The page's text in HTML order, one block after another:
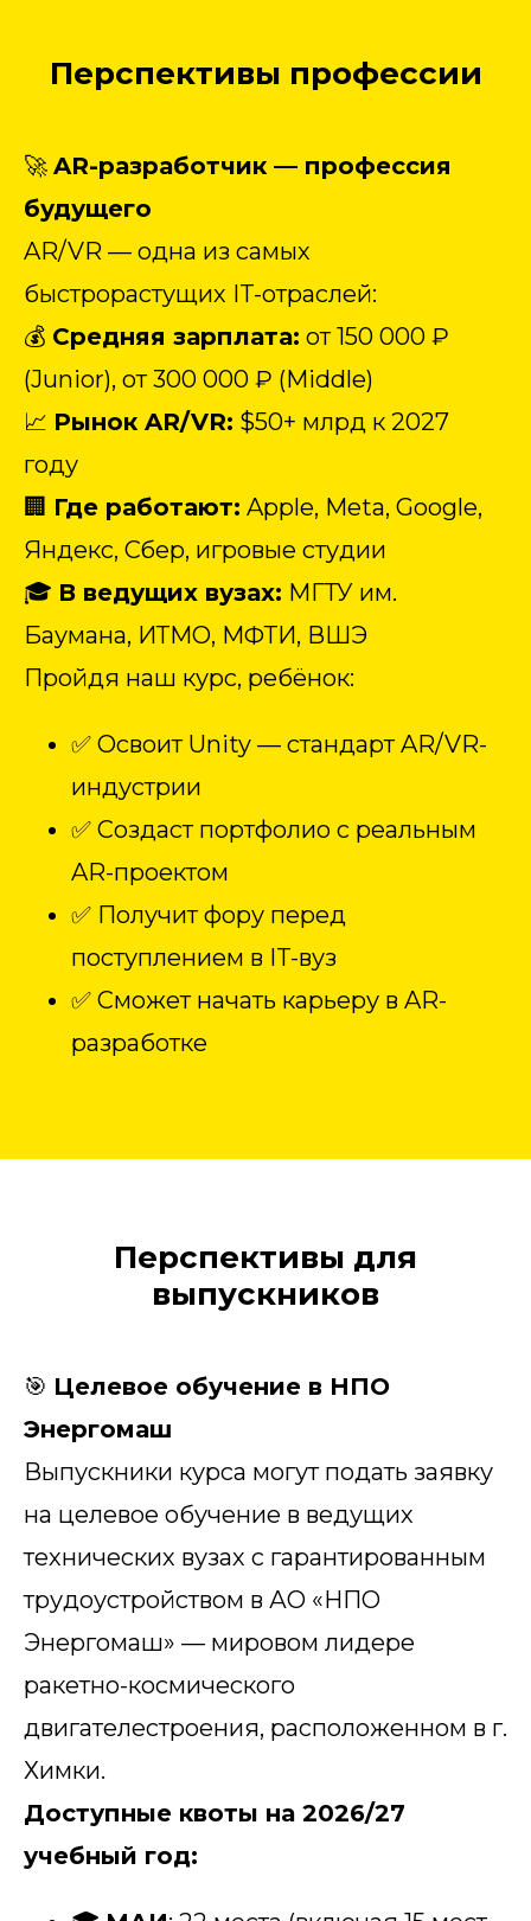
Перспективы профессии
🚀 AR-разработчик — профессия
будущего
AR/VR — одна из самых
быстрорастущих IT-отраслей:
💰 Средняя зарплата: от 150 000 ₽
(Junior), от 300 000 ₽ (Middle)
📈 Рынок AR/VR: $50+ млрд к 2027
году
🏢 Где работают: Apple, Meta, Google,
Яндекс, Сбер, игровые студии
🎓 В ведущих вузах: МГТУ им.
Баумана, ИТМО, МФТИ, ВШЭ
Пройдя наш курс, ребёнок:
✅ Освоит Unity — стандарт AR/VR-
индустрии
✅ Создаст портфолио с реальным
AR-проектом
✅ Получит фору перед
поступлением в IT-вуз
✅ Сможет начать карьеру в AR-
разработке
Перспективы для
выпускников
🎯 Целевое обучение в НПО
Энергомаш
Выпускники курса могут подать заявку
на целевое обучение в ведущих
технических вузах с гарантированным
трудоустройством в АО «НПО
Энергомаш» — мировом лидере
ракетно-космического
двигателестроения, расположенном в г.
Химки.
Доступные квоты на 2026/27
учебный год: